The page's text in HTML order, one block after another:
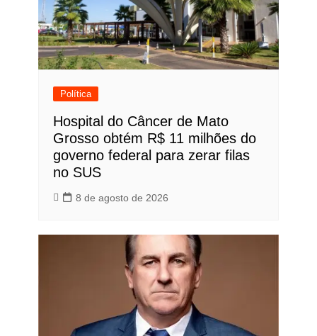
Política
Hospital do Câncer de Mato
Grosso obtém R$ 11 milhões do
governo federal para zerar filas
no SUS
8 de agosto de 2026